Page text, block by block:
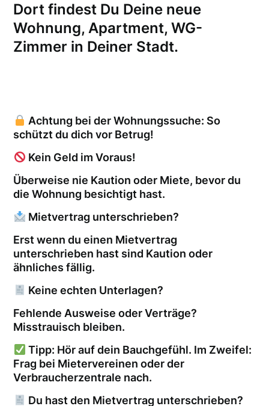
Dort findest Du Deine neue
Wohnung, Apartment, WG-
Zimmer in Deiner Stadt.
Achtung bei der Wohnungssuche: So
schützt du dich vor Betrug!
Kein Geld im Voraus!
Überweise nie Kaution oder Miete, bevor du
die Wohnung besichtigt hast.
Mietvertrag unterschrieben?
Erst wenn du einen Mietvertrag
unterschrieben hast sind Kaution oder
ähnliches fällig.
Keine echten Unterlagen?
Fehlende Ausweise oder Verträge?
Misstrauisch bleiben.
Tipp: Hör auf dein Bauchgefühl. Im Zweifel:
Frag bei Mietervereinen oder der
Verbraucherzentrale nach.
Du hast den Mietvertrag unterschrieben?